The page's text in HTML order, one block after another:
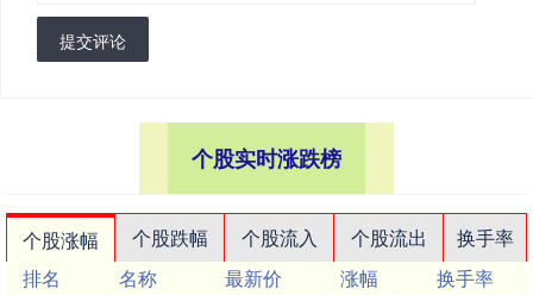
提交评论
个股实时涨跌榜
个股涨幅 个股跌幅 个股流入 个股流出
换手率
排名
名称 最新价 涨幅
换手率